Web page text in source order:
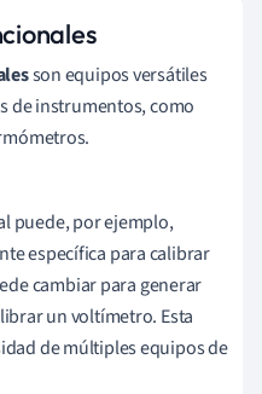
son equipos versátiles
de instrumentos, como
puede, por ejemplo,
específica para calibrar
cambiar para generar
un voltímetro. Esta
de múltiples equipos de